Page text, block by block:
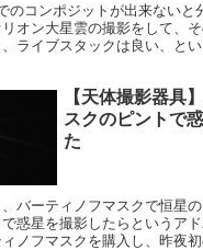
のコンポジットが出来ないと
オン大星雲の撮影をして、
ライブスタックは良い、と
【天体撮影器具
スクのピントで
た
バーティノフマスクで恒星
惑星を撮影したらというア
ノフマスクを購入し、昨夜初